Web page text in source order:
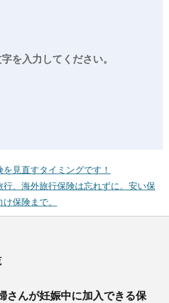
を入力してください。
見直すタイミングです！
行、海外旅行保険は忘れずに。安い保
保険まで。
さんが妊娠中に加入できる保